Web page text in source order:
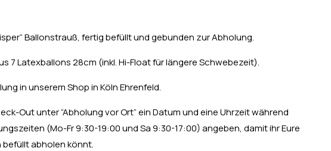
Ballonstrauß, fertig befüllt und gebunden zur Abholung.
7 Latexballons 28cm (inkl. Hi-Float für längere Schwebezeit).
in unserem Shop in Köln Ehrenfeld.
Out unter “Abholung vor Ort” ein Datum und eine Uhrzeit während
(Mo-Fr 9:30-19:00 und Sa 9:30-17:00) angeben, damit ihr Eure
befüllt abholen könnt.